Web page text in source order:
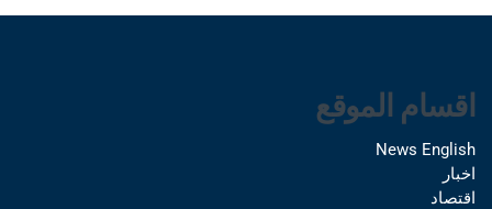
اقسام الموقع
News English
اخبار
اقتصاد